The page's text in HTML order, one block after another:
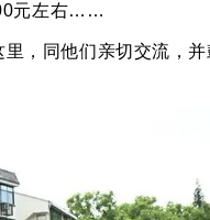
元左右……
，同他们亲切交流，